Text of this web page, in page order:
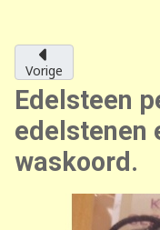
Vorige
Edelsteen
edelstenen
waskoord.